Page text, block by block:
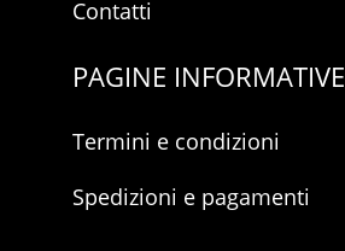
Contatti
PAGINE INFORMATIVE
Termini e condizioni
Spedizioni e pagamenti